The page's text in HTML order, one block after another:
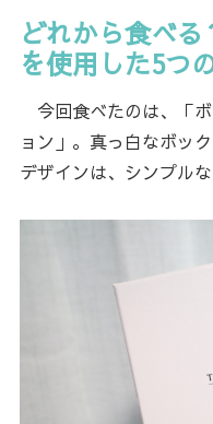
どれから食べ
を使用した5つ
今回食べたのは、「
ョン」。真っ白なボッ
デザインは、シンプル